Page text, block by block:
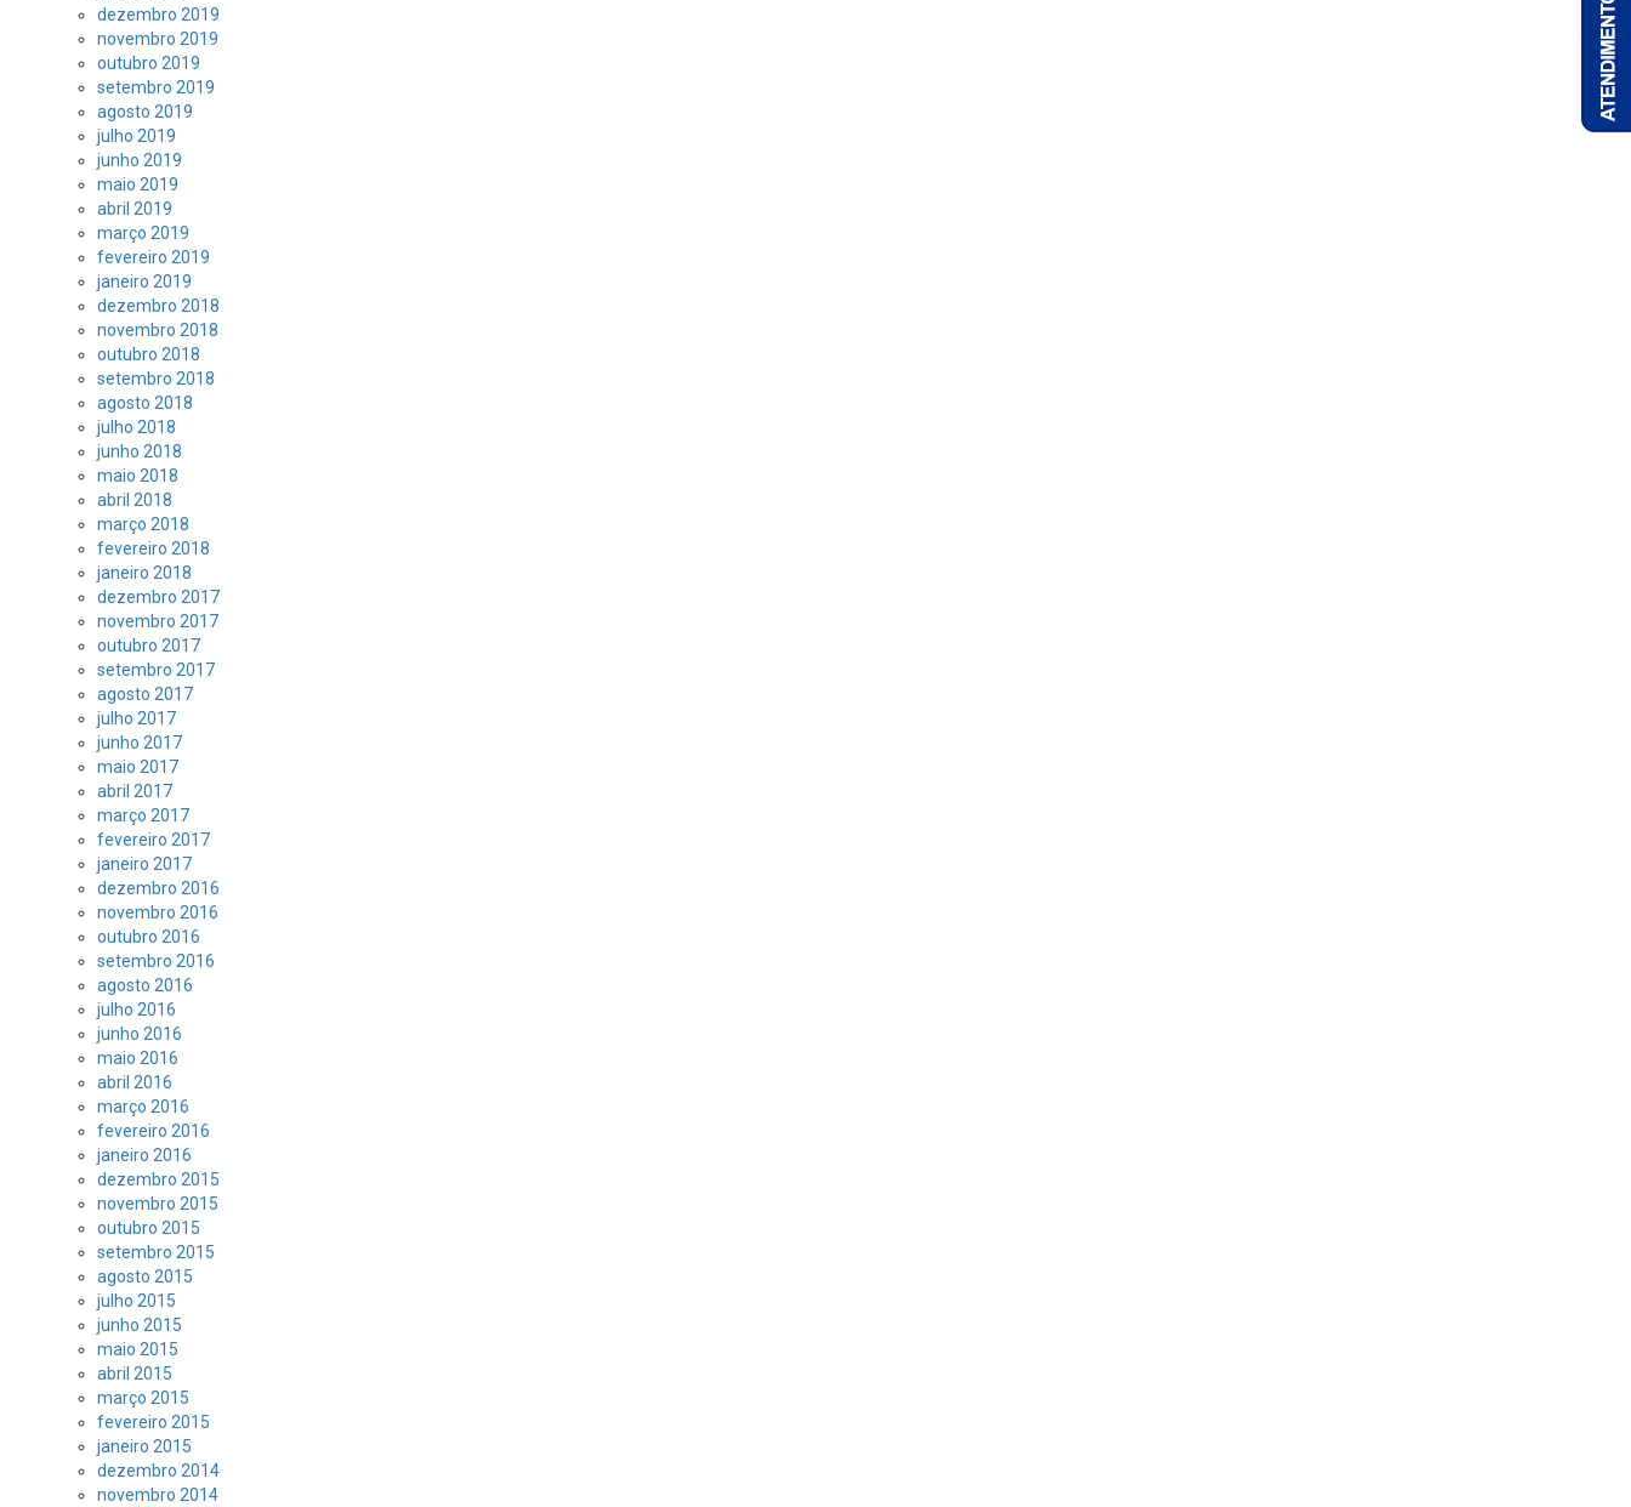
dezembro 2019
novembro 2019
outubro 2019
setembro 2019
agosto 2019
julho 2019
junho 2019
maio 2019
abril 2019
março 2019
fevereiro 2019
janeiro 2019
dezembro 2018
novembro 2018
outubro 2018
setembro 2018
agosto 2018
julho 2018
junho 2018
maio 2018
abril 2018
março 2018
fevereiro 2018
janeiro 2018
dezembro 2017
novembro 2017
outubro 2017
setembro 2017
agosto 2017
julho 2017
junho 2017
maio 2017
abril 2017
março 2017
fevereiro 2017
janeiro 2017
dezembro 2016
novembro 2016
outubro 2016
setembro 2016
agosto 2016
julho 2016
junho 2016
maio 2016
abril 2016
março 2016
fevereiro 2016
janeiro 2016
dezembro 2015
novembro 2015
outubro 2015
setembro 2015
agosto 2015
julho 2015
junho 2015
maio 2015
abril 2015
março 2015
fevereiro 2015
janeiro 2015
dezembro 2014
novembro 2014